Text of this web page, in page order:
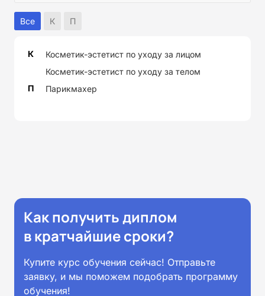
Все К П
К
Косметик-эстетист по уходу за лицом
Косметик-эстетист по уходу за телом
П
Парикмахер
Как получить диплом
в кратчайшие сроки?
Купите курс обучения сейчас! Отправьте
заявку, и мы поможем подобрать программу
обучения!